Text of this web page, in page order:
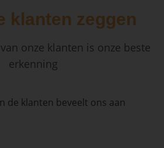
klanten zeggen
onze klanten is onze beste
erkenning
de klanten beveelt ons aan